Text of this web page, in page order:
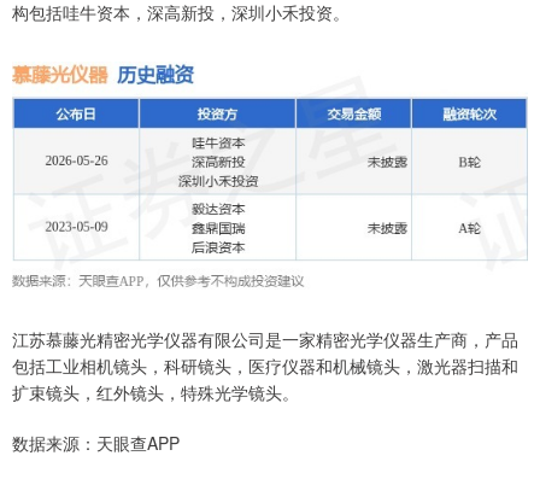
构包括哇牛资本，深高新投，深圳小禾投资。
江苏慕藤光精密光学仪器有限公司是一家精密光学仪器生产商，产品
包括工业相机镜头，科研镜头，医疗仪器和机械镜头，激光器扫描和
扩束镜头，红外镜头，特殊光学镜头。
数据来源：天眼查APP